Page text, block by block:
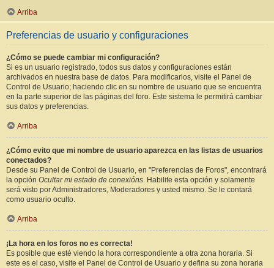
Arriba
Preferencias de usuario y configuraciones
¿Cómo se puede cambiar mi configuración?
Si es un usuario registrado, todos sus datos y configuraciones están
archivados en nuestra base de datos. Para modificarlos, visite el Panel de
Control de Usuario; haciendo clic en su nombre de usuario que se encuentra
en la parte superior de las páginas del foro. Este sistema le permitirá cambiar
sus datos y preferencias.
Arriba
¿Cómo evito que mi nombre de usuario aparezca en las listas de usuarios
conectados?
Desde su Panel de Control de Usuario, en "Preferencias de Foros", encontrará
la opción Ocultar mi estado de conexións. Habilite esta opción y solamente
será visto por Administradores, Moderadores y usted mismo. Se le contará
como usuario oculto.
Arriba
¡La hora en los foros no es correcta!
Es posible que esté viendo la hora correspondiente a otra zona horaria. Si
este es el caso, visite el Panel de Control de Usuario y defina su zona horaria